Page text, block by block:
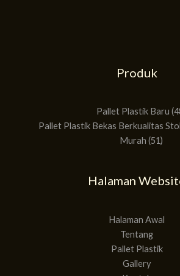
Produk
Pallet Plastik Baru
Pallet Plastik Bekas Berkualitas
Murah 51
Halaman
Halaman Awal
Tentang
Pallet Plastik
Gallery